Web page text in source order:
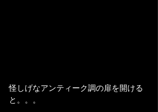
怪しげなアンティーク調の扉を開ける
と。。。